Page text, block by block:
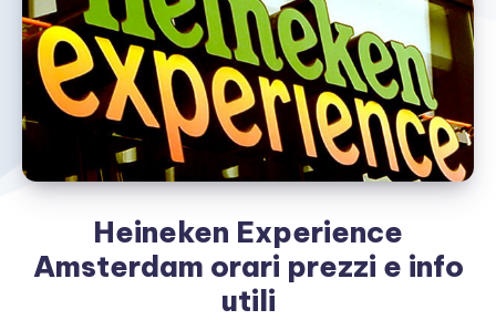
Heineken Experience
Amsterdam orari prezzi e info
utili